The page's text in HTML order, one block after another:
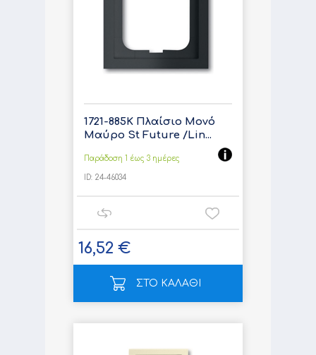
1721-885K Πλαίσιο Μονό
Μαύρο St Future /Lin...
Παράδοση 1 έως 3 ημέρες
ID: 24-46034
16,52 €
ΣΤΟ ΚΑΛΑΘΙ